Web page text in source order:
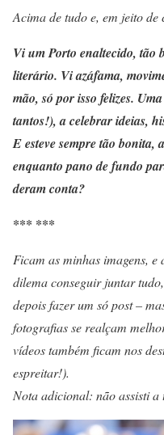
Acima de tudo e, em jeito de
Vi um Porto enaltecido, tão
literário. Vi azáfama,
mão, só por isso felizes.
tantos!), a celebrar ideias,
E esteve sempre tão bonita,
enquanto pano de fundo
deram conta?
*** ***
Ficam as minhas imagens,
dilema conseguir juntar
depois fazer um só post –
fotografias se realçam
vídeos também ficam nos
espreitar!).
Nota adicional: não assisti a